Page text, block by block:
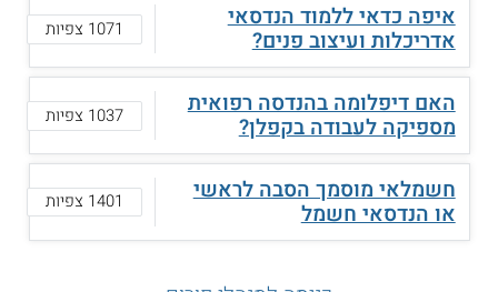
איפה כדאי ללמוד הנדסאי
אדריכלות ועיצוב פנים? 1071 צפיות
האם דיפלומה בהנדסה רפואית
מספיקה לעבודה בקפלן? 1037 צפיות
חשמלאי מוסמך הסבה לראשי
או הנדסאי חשמל 1401 צפיות